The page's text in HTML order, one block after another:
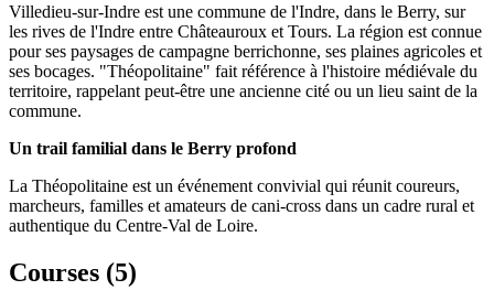
Villedieu-sur-Indre est une commune de l'Indre, dans le Berry, sur
les rives de l'Indre entre Châteauroux et Tours. La région est connue
pour ses paysages de campagne berrichonne, ses plaines agricoles et
ses bocages. "Théopolitaine" fait référence à l'histoire médiévale du
territoire, rappelant peut-être une ancienne cité ou un lieu saint de la
commune.
Un trail familial dans le Berry profond
La Théopolitaine est un événement convivial qui réunit coureurs,
marcheurs, familles et amateurs de cani-cross dans un cadre rural et
authentique du Centre-Val de Loire.
Courses (5)